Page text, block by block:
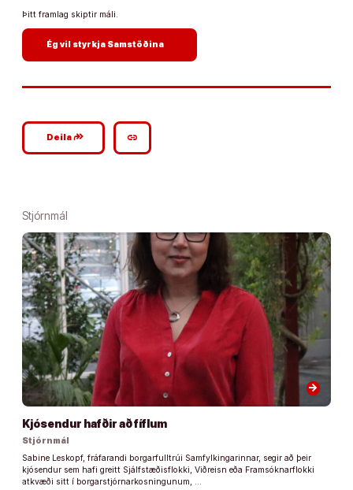
Þitt framlag skiptir máli.
Ég vil styrkja Samstöðina
Deilagoogle_plus_reshare link
Stjórnmál
arrow_forward
Kjósendur hafðir að fíflum
Stjórnmál
Sabine Leskopf, fráfarandi borgarfulltrúi Samfylkingarinnar, segir að þeir
kjósendur sem hafi greitt Sjálfstæðisflokki, Viðreisn eða Framsóknarflokki
atkvæði sitt í borgarstjórnarkosningunum, …